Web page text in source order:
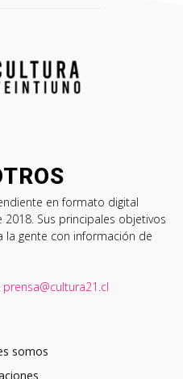
en formato digital
Sus principales objetivos
la gente con información de
prensa@cultura21.cl
somos